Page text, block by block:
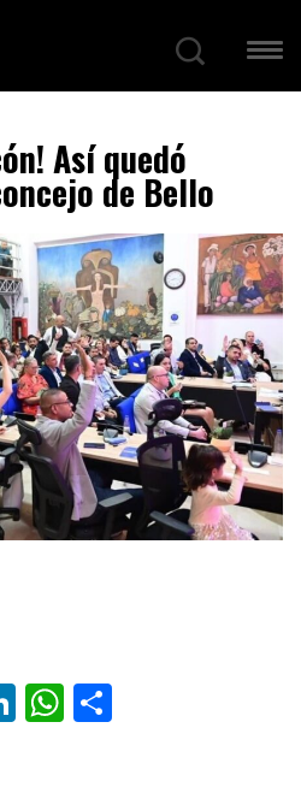
Así quedó
de Bello
LinkedIn
WhatsApp